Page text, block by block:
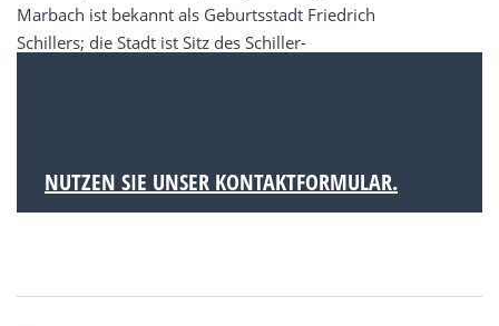
Marbach ist bekannt als Geburtsstadt Friedrich
Schillers; die Stadt ist Sitz des Schiller-
NUTZEN SIE UNSER KONTAKTFORMULAR.